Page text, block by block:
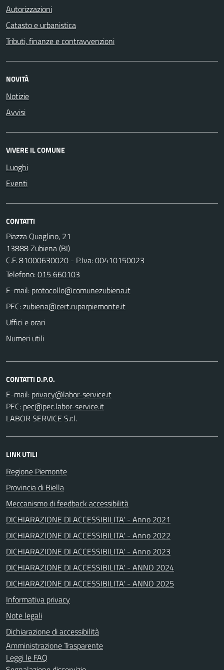
Autorizzazioni
Catasto e urbanistica
Tributi, finanze e contravvenzioni
NOVITÀ
Notizie
Avvisi
VIVERE IL COMUNE
Luoghi
Eventi
CONTATTI
Piazza Quaglino, 21
13888 Zubiena (BI)
C.F. 81000630020 - P.Iva: 00410150023
Telefono:015 660103
E-mail:
PEC:
Uffici e orari
Numeri utili
CONTATTI D.P.O.
E-mail:
PEC:
LABOR SERVICE S.r.l.
LINK UTILI
Regione Piemonte
Provincia di Biella
Meccanismo di feedback accessibilità
DICHIARAZIONE DI ACCESSIBILITA' - Anno 2021
DICHIARAZIONE DI ACCESSIBILITA' - Anno 2022
DICHIARAZIONE DI ACCESSIBILITA' - Anno 2023
DICHIARAZIONE DI ACCESSIBILITA' - ANNO 2024
DICHIARAZIONE DI ACCESSIBILITA' - ANNO 2025
Informativa privacy
Note legali
Dichiarazione di accessibilità
Amministrazione Trasparente
Leggi le FAQ